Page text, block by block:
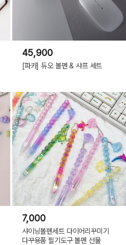
45,900
[파카] 듀오 볼펜 & 샤프 세트
7,000
샤이닝볼펜세트 다이어리꾸미기
다꾸용품 필기도구 볼펜 선물